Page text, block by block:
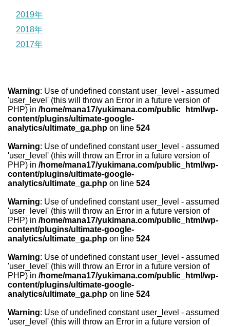
2019年
2018年
2017年
Warning: Use of undefined constant user_level - assumed
'user_level' (this will throw an Error in a future version of
PHP) in /home/mana17/yukimana.com/public_html/wp-
content/plugins/ultimate-google-
analytics/ultimate_ga.php on line 524
Warning: Use of undefined constant user_level - assumed
'user_level' (this will throw an Error in a future version of
PHP) in /home/mana17/yukimana.com/public_html/wp-
content/plugins/ultimate-google-
analytics/ultimate_ga.php on line 524
Warning: Use of undefined constant user_level - assumed
'user_level' (this will throw an Error in a future version of
PHP) in /home/mana17/yukimana.com/public_html/wp-
content/plugins/ultimate-google-
analytics/ultimate_ga.php on line 524
Warning: Use of undefined constant user_level - assumed
'user_level' (this will throw an Error in a future version of
PHP) in /home/mana17/yukimana.com/public_html/wp-
content/plugins/ultimate-google-
analytics/ultimate_ga.php on line 524
Warning: Use of undefined constant user_level - assumed
'user_level' (this will throw an Error in a future version of